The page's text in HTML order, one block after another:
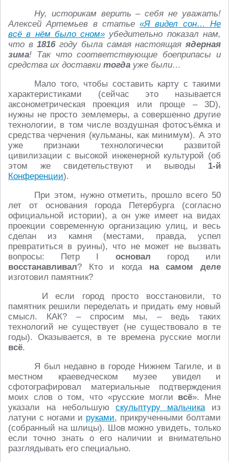
Ну, историкам верить – себя не уважать!
Алексей Артемьев в статье«Я видел сон… Не
всё в нём было сном» убедительно показал нам,
что в1816году была самая настоящаяядерная
зима! Так что соответствующие боеприпасы и
средства их доставки тогда уже были…
Мало того, чтобы составить карту с такими
характеристиками (сейчас это называется
аксонометрическая проекция или проще – 3D),
нужны не просто землемеры, а совершенно другие
технологии, в том числе воздушная фотосъёмка и
средства черчения (кульманы, как минимум). А это
уже признаки технологически развитой
цивилизации с высокой инженерной культурой (об
этом же свидетельствуют и выводы 1-й
Конференции).
При этом, нужно отметить, прошло всего 50
лет от основания города Петербурга (согласно
официальной истории), а он уже имеет на видах
проекции современную организацию улиц, и весь
сделан из камня (местами, правда, успел
превратиться в руины), что не может не вызвать
вопросы: Петр I основал город или
восстанавливал? Кто и когда на самом деле
изготовил памятник?
И если город просто восстановили, то
памятник решили переделать и придать ему новый
смысл. КАК? – спросим мы, – ведь таких
технологий не существует (не существовало в те
годы). Оказывается, в те времена русские могли
всё.
Я был недавно в городе Нижнем Тагиле, и в
местном краеведческом музее увидел и
сфотографировал материальные подтверждения
моих слов о том, что «русские могли всё». Мне
указали на небольшуюскульптуру мальчикаиз
латуни с ногами и руками, прикрученными болтами
(собранный на шлицы). Шов можно увидеть, только
если точно знать о его наличии и внимательно
разглядывать его специально.